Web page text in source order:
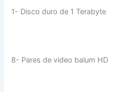
1- Disco duro de 1 Terabyte
8- Pares de video balum HD